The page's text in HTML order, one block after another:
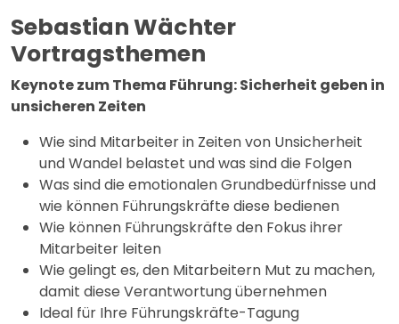
Sebastian Wächter
Vortragsthemen
Keynote zum Thema Führung: Sicherheit geben in
unsicheren Zeiten
Wie sind Mitarbeiter in Zeiten von Unsicherheit
und Wandel belastet und was sind die Folgen
Was sind die emotionalen Grundbedürfnisse und
wie können Führungskräfte diese bedienen
Wie können Führungskräfte den Fokus ihrer
Mitarbeiter leiten
Wie gelingt es, den Mitarbeitern Mut zu machen,
damit diese Verantwortung übernehmen
Ideal für Ihre Führungskräfte-Tagung